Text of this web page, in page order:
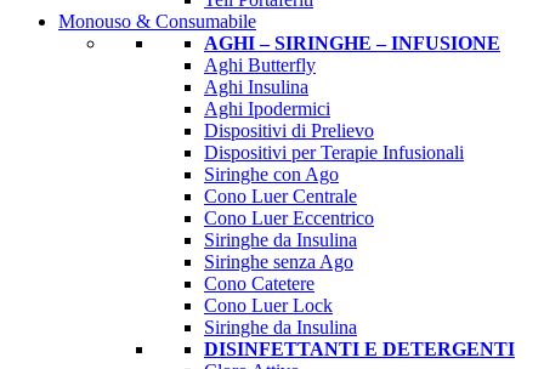
Monouso & Consumabile
AGHI – SIRINGHE – INFUSIONE
Aghi Butterfly
Aghi Insulina
Aghi Ipodermici
Dispositivi di Prelievo
Dispositivi per Terapie Infusionali
Siringhe con Ago
Cono Luer Centrale
Cono Luer Eccentrico
Siringhe da Insulina
Siringhe senza Ago
Cono Catetere
Cono Luer Lock
Siringhe da Insulina
DISINFETTANTI E DETERGENTI